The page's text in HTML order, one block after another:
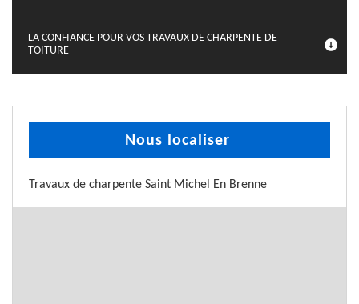
LA CONFIANCE POUR VOS TRAVAUX DE CHARPENTE DE
TOITURE
Nous localiser
Travaux de charpente Saint Michel En Brenne